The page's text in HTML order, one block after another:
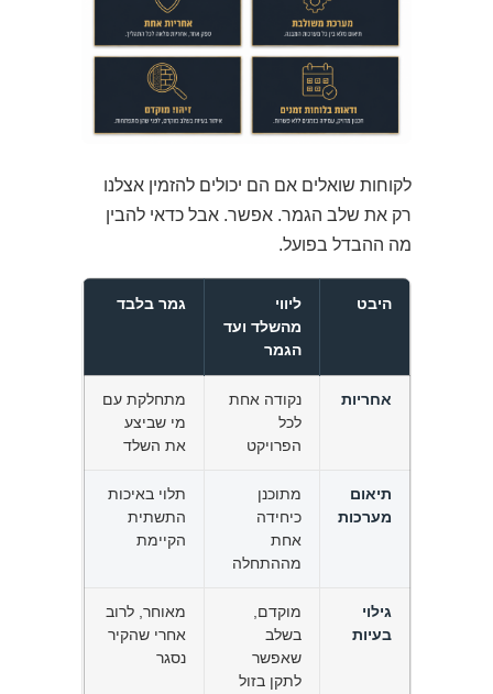
לקוחות שואלים אם הם יכולים להזמין אצלנו
רק את שלב הגמר. אפשר. אבל כדאי להבין
מה ההבדל בפועל.
היבט
ליווי
מהשלד ועד
הגמר
גמר בלבד
אחריות
נקודה אחת
לכל
הפרויקט
מתחלקת עם
מי שביצע
את השלד
תיאום
מערכות
מתוכנן
כיחידה
אחת
מההתחלה
תלוי באיכות
התשתית
הקיימת
גילוי
בעיות
מוקדם,
בשלב
שאפשר
לתקן בזול
מאוחר, לרוב
אחרי שהקיר
נסגר